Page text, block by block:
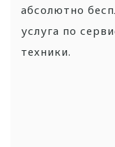
абсолютно
услуга по
техники.